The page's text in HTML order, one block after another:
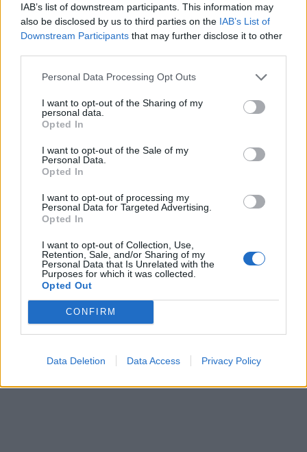
IAB’s list of downstream participants. This information may
also be disclosed by us to third parties on the IAB’s List of
Downstream Participants that may further disclose it to other
Personal Data Processing Opt Outs
I want to opt-out of the Sharing of my
personal data.
Opted In
I want to opt-out of the Sale of my
Personal Data.
Opted In
I want to opt-out of processing my
Personal Data for Targeted Advertising.
Opted In
I want to opt-out of Collection, Use,
Retention, Sale, and/or Sharing of my
Personal Data that Is Unrelated with the
Purposes for which it was collected.
Opted Out
CONFIRM
Data Deletion Data Access Privacy Policy
Il tour estivo con gli Aretuska si intitola
«Live, Love & Dance Tour». Cos’ha preparato
per il pubblico?
«Due ore di concerto in cui salto come una
cavalletta impazzita. Da 30 anni suono, canto
e vado in costante iperventilazione. È molto
pesante ma ci metteremo in forma in vista
dell’estate. Pescheremo dagli album
precedenti e aggiungeremo gli ultimi singoli.
Ci stiamo limitando a fare date in Italia e solo
qualcuna all’estero. Poi ci prepareremo per
l’uscita del nuovo album programmata per il
prossimo inverno. È giusto utilizzare anche
parti elettroniche e sequencer ma noi
suoniamo davvero. Siamo come una famiglia
che si vuole bene e trasmettiamo al pubblico
tutta l’energia positiva. Il nostro live è davvero
un bel rituale».